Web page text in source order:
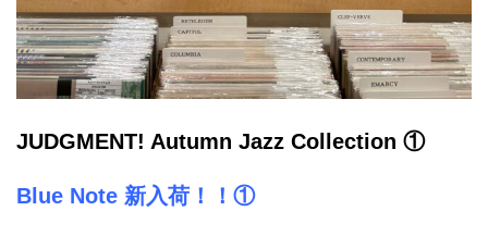
JUDGMENT! Autumn Jazz Collection ①
Blue Note 新入荷！！①